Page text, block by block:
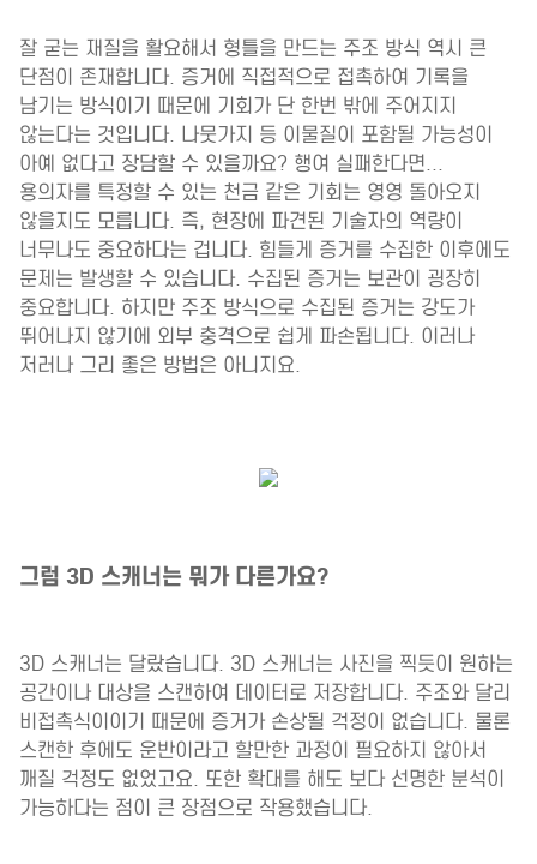
잘 굳는 재질을 활요해서 형틀을 만드는 주조 방식 역시 큰
단점이 존재합니다. 증거에 직접적으로 접촉하여 기록을
남기는 방식이기 때문에 기회가 단 한번 밖에 주어지지
않는다는 것입니다. 나뭇가지 등 이물질이 포함될 가능성이
아예 없다고 장담할 수 있을까요? 행여 실패한다면...
용의자를 특정할 수 있는 천금 같은 기회는 영영 돌아오지
않을지도 모릅니다. 즉, 현장에 파견된 기술자의 역량이
너무나도 중요하다는 겁니다. 힘들게 증거를 수집한 이후에도
문제는 발생할 수 있습니다. 수집된 증거는 보관이 굉장히
중요합니다. 하지만 주조 방식으로 수집된 증거는 강도가
뛰어나지 않기에 외부 충격으로 쉽게 파손됩니다. 이러나
저러나 그리 좋은 방법은 아니지요.
그럼 3D 스캐너는 뭐가 다른가요?
3D 스캐너는 달랐습니다. 3D 스캐너는 사진을 찍듯이 원하는
공간이나 대상을 스캔하여 데이터로 저장합니다. 주조와 달리
비접촉식이이기 때문에 증거가 손상될 걱정이 없습니다. 물론
스캔한 후에도 운반이라고 할만한 과정이 필요하지 않아서
깨질 걱정도 없었고요. 또한 확대를 해도 보다 선명한 분석이
가능하다는 점이 큰 장점으로 작용했습니다.